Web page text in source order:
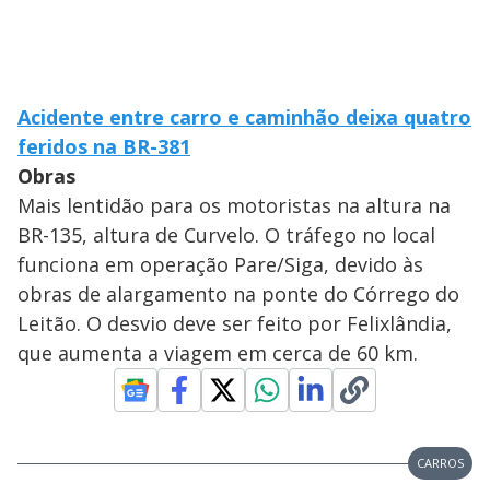
Acidente entre carro e caminhão deixa quatro
feridos na BR-381
Obras
Mais lentidão para os motoristas na altura na
BR-135, altura de Curvelo. O tráfego no local
funciona em operação Pare/Siga, devido às
obras de alargamento na ponte do Córrego do
Leitão. O desvio deve ser feito por Felixlândia,
que aumenta a viagem em cerca de 60 km.
CARROS